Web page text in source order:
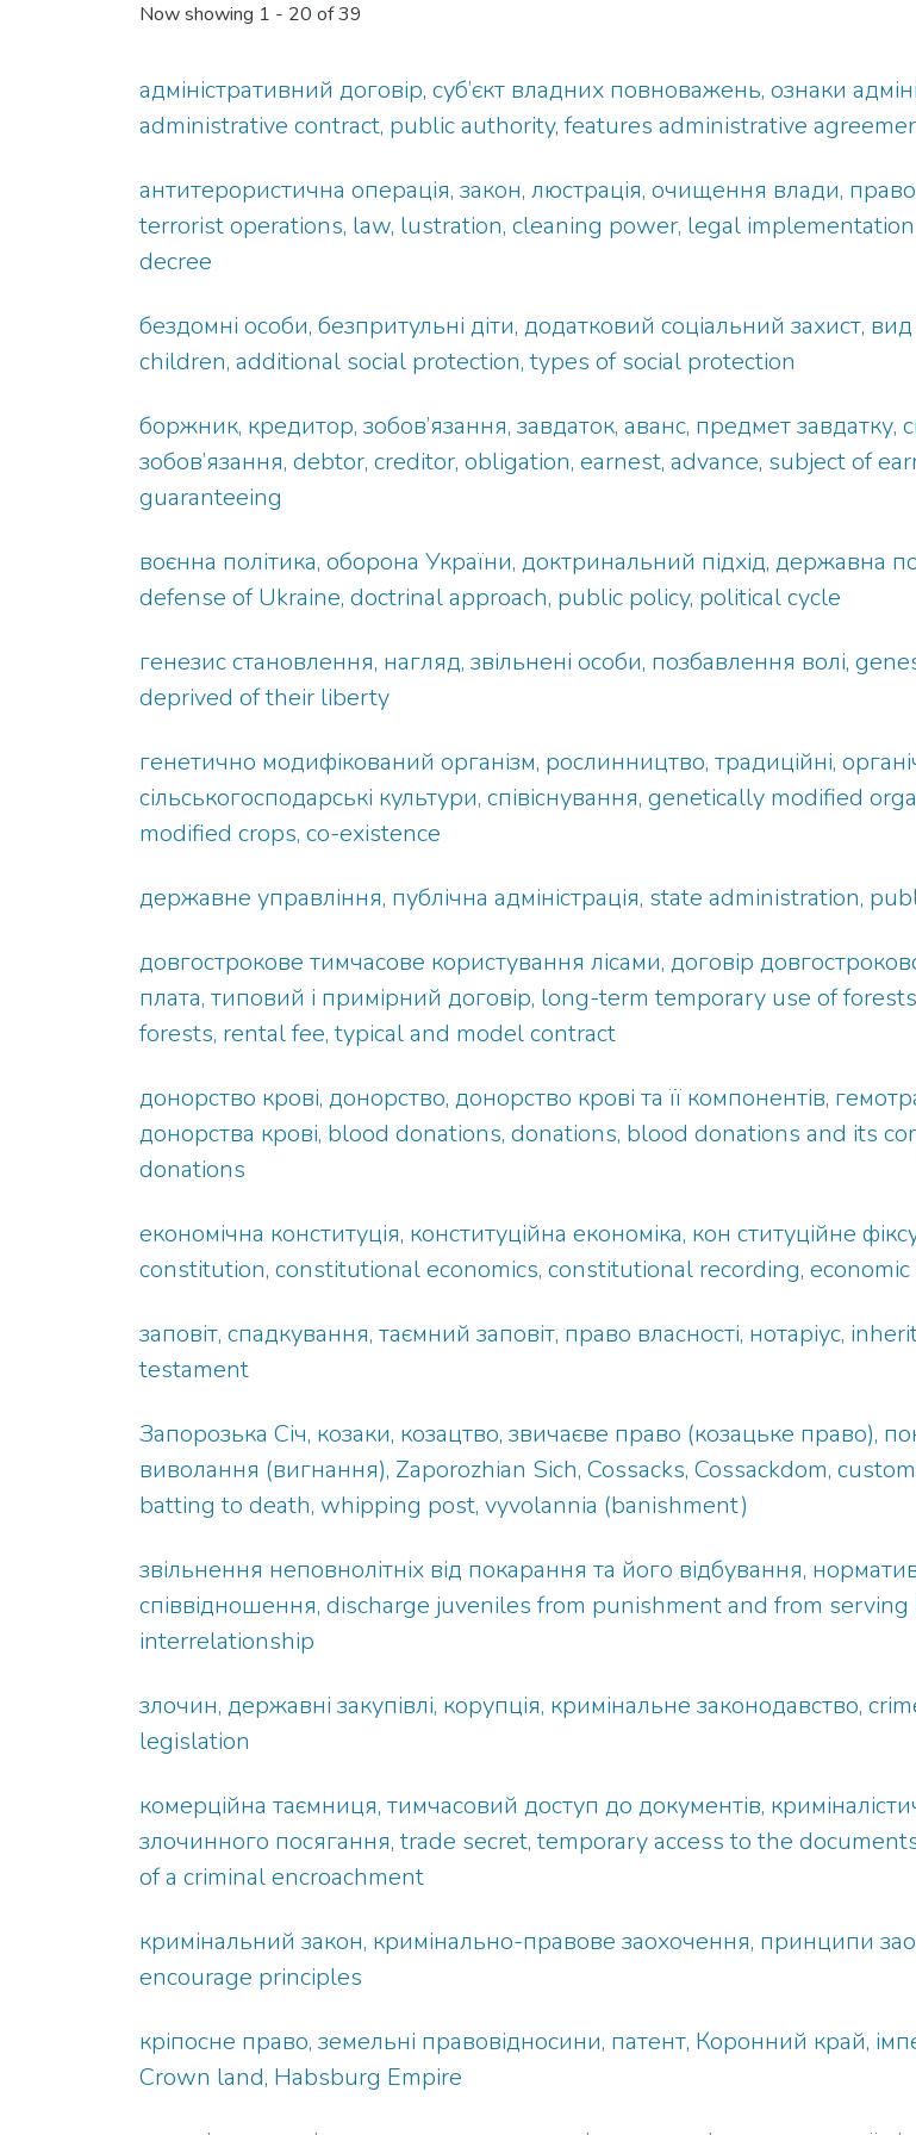
Now showing 1 - 20 of 39
адміністративний договір, суб’єкт владних повноважень, ознаки
administrative contract, public authority, features administrative
антитерористична операція, закон, люстрація, очищення влади,
terrorist operations, law, lustration, cleaning power, legal
decree
бездомні особи, безпритульні діти, додатковий соціальний захист,
children, additional social protection, types of social protection
боржник, кредитор, зобов’язання, завдаток, аванс, предмет завдатку,
зобов’язання, debtor, creditor, obligation, earnest, advance, subject of
guaranteeing
воєнна політика, оборона України, доктринальний підхід, державна
defense of Ukraine, doctrinal approach, public policy, political cycle
генезис становлення, нагляд, звільнені особи, позбавлення волі,
deprived of their liberty
генетично модифікований організм, рослинництво, традиційні,
сільськогосподарські культури, співіснування, genetically modified
modified crops, co-existence
державне управління, публічна адміністрація, state administration,
довгострокове тимчасове користування лісами, договір
плата, типовий і примірний договір, long-term temporary use of
forests, rental fee, typical and model contract
донорство крові, донорство, донорство крові та її компонентів,
донорства крові, blood donations, donations, blood donations and its
donations
економічна конституція, конституційна економіка, кон ституційне
constitution, constitutional economics, constitutional recording,
заповіт, спадкування, таємний заповіт, право власності, нотаріус,
testament
Запорозька Січ, козаки, козацтво, звичаєве право (козацьке право),
виволання (вигнання), Zaporozhian Sich, Cossacks, Cossackdom,
batting to death, whipping post, vyvolannia (banishment)
звільнення неповнолітніх від покарання та його відбування,
співвідношення, discharge juveniles from punishment and from
interrelationship
злочин, державні закупівлі, корупція, кримінальне законодавство,
legislation
комерційна таємниця, тимчасовий доступ до документів,
злочинного посягання, trade secret, temporary access to the
of a criminal encroachment
кримінальний закон, кримінально-правове заохочення, принципи
encourage principles
кріпосне право, земельні правовідносини, патент, Коронний край,
Crown land, Habsburg Empire